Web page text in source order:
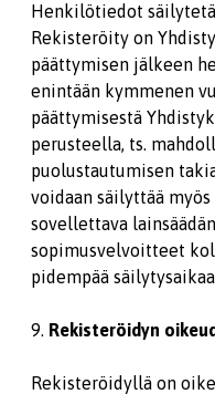
Henkilötiedot
Rekisteröity on
päättymisen jälkeen
enintään kymmenen
päättymisestä
perusteella, ts.
puolustautumisen
voidaan säilyttää
sovellettava
sopimusvelvoitteet
pidempää
9. Rekisteröidyn
Rekisteröidyllä on